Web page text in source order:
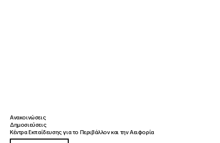
Ανακοινώσεις
Δημοσιεύσεις
Κέντρα Εκπαίδευσης για το Περιβάλλον και την Αειφορία